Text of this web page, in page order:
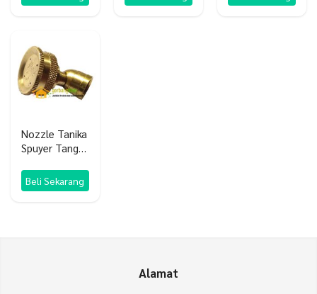
Nozzle Tanika
Spuyer Tangki
Original
Beli Sekarang
Alamat